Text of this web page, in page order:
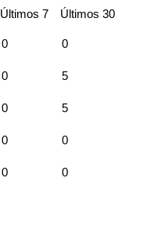
Últimos 7 Últimos 30
0 0
0 5
0 5
0 0
0 0